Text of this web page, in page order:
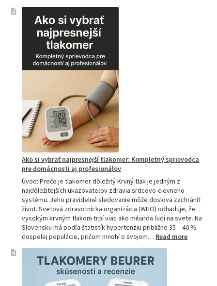
sprievodca
akupresúrnou
podložkou:
Ako
si
vybrať
tú
prečo
je
hitom
na
Slovensku?
Ako si vybrať najpresnejší tlakomer: Kompletný sprievodca
pre domácnosti aj profesionálov
Úvod: Prečo je tlakomer dôležitý Krvný tlak je jedným z
najdôležitejších ukazovateľov zdravia srdcovo-cievneho
systému. Jeho pravidelné sledovanie môže doslova zachrániť
život. Svetová zdravotnícka organizácia (WHO) odhaduje, že
vysokým krvným tlakom trpí viac ako miliarda ľudí na svete. Na
Slovensku má podľa štatistík hypertenziu približne 35 – 40 %
dospelej populácie, pričom mnohí o svojom… Read more: